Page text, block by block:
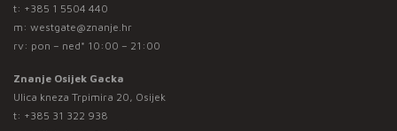
t: +385 1 5504 440
m: westgate@znanje.hr
rv: pon – ned* 10:00 – 21:00
Znanje Osijek Gacka
Ulica kneza Trpimira 20, Osijek
t: +385 31 322 938